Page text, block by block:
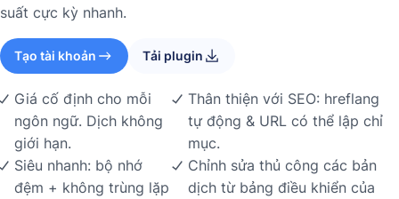
suất cực kỳ nhanh.
Tạo tài khoản Tải plugin
Giá cố định cho mỗi
ngôn ngữ. Dịch không
giới hạn.
Siêu nhanh: bộ nhớ
đệm + không trùng lặp
Thân thiện với SEO: hreflang
tự động & URL có thể lập chỉ
mục.
Chỉnh sửa thủ công các bản
dịch từ bảng điều khiển của